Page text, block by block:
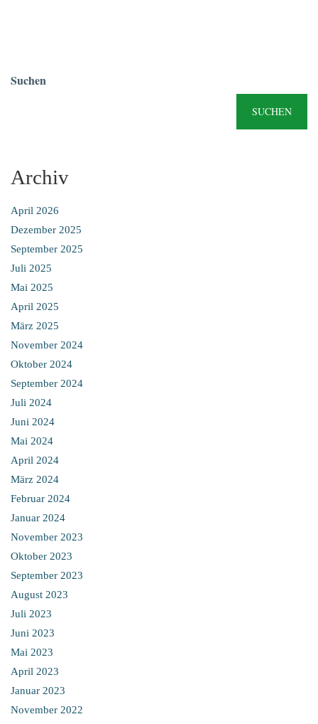
Suchen
SUCHEN
Archiv
April 2026
Dezember 2025
September 2025
Juli 2025
Mai 2025
April 2025
März 2025
November 2024
Oktober 2024
September 2024
Juli 2024
Juni 2024
Mai 2024
April 2024
März 2024
Februar 2024
Januar 2024
November 2023
Oktober 2023
September 2023
August 2023
Juli 2023
Juni 2023
Mai 2023
April 2023
Januar 2023
November 2022